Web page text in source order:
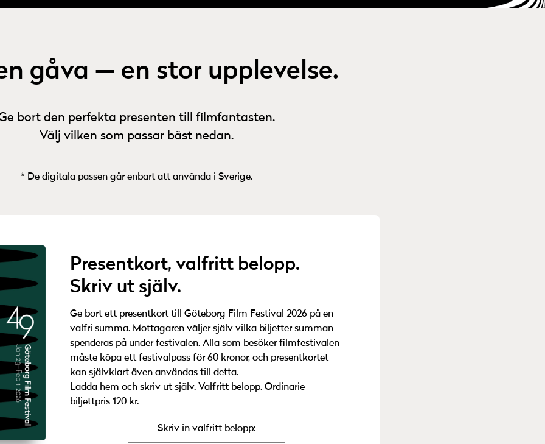
gåva — en stor upplevelse.
bort den perfekta presenten till filmfantasten.
Välj vilken som passar bäst nedan.
* De digitala passen går enbart att använda i Sverige.
Presentkort, valfritt belopp.
Skriv ut själv.
Ge bort ett presentkort till Göteborg Film Festival 2026 på en
valfri summa. Mottagaren väljer själv vilka biljetter summan
spenderas på under festivalen. Alla som besöker filmfestivalen
måste köpa ett festivalpass för 60 kronor, och presentkortet
kan självklart även användas till detta.
Ladda hem och skriv ut själv. Valfritt belopp. Ordinarie
biljettpris 120 kr.
Skriv in valfritt belopp:
Mottagare
vilken e-post presentkortet ska skickas till. Du kan antingen
skicka det till din egen e-post eller direkt till mottagaren.